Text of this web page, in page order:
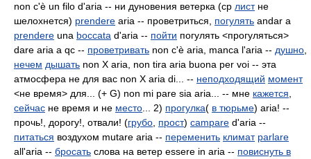
non c'è un filo d'aria -- ни дуновения ветерка (ср листне
шелохнется) prendere aria -- проветриться, погулять andar a
prendere una boccata d'aria -- пойти погулять <прогуляться>
dare aria a qc -- проветривать non c'è aria, manca l'aria -- душно
нечем дышать non Х aria, non tira aria buona per voi -- эта
атмосфера не для вас non Х aria di... -- неподходящий момент
<не время> для... (+ G) non mi pare sia aria... -- мне кажется
сейчас не время и не место ... 2) прогулка( в тюрьме) aria! --
прочь!, дорогу!, отвали! (грубо прост) campare d'aria --
питаться воздухом mutare aria -- переменить климат parlare
all'aria -- бросать слова на ветер essere in aria -- повиснуть в